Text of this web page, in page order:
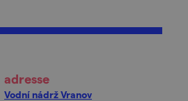
adresse
Vodní nádrž Vranov